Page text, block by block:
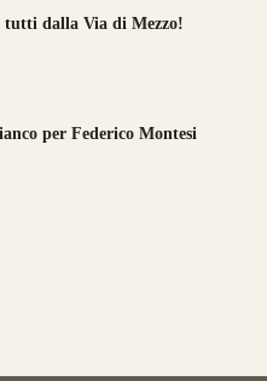
tutti dalla Via di Mezzo!
per Federico Montesi